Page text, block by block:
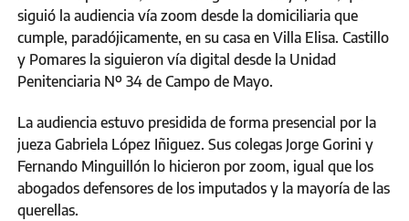
siguió la audiencia vía zoom desde la domiciliaria que
cumple, paradójicamente, en su casa en Villa Elisa. Castillo
y Pomares la siguieron vía digital desde la Unidad
Penitenciaria Nº 34 de Campo de Mayo.
La audiencia estuvo presidida de forma presencial por la
jueza Gabriela López Iñiguez. Sus colegas Jorge Gorini y
Fernando Minguillón lo hicieron por zoom, igual que los
abogados defensores de los imputados y la mayoría de las
querellas.